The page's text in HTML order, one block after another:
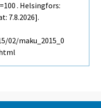
. Helsingfors:
7.8.2026].
maku_2015_0